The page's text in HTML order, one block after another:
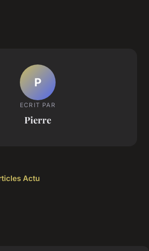
P
ECRIT PAR
Pierre
Actu